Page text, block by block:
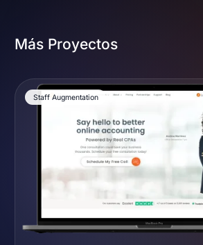
Más Proyectos
Staff Augmentation